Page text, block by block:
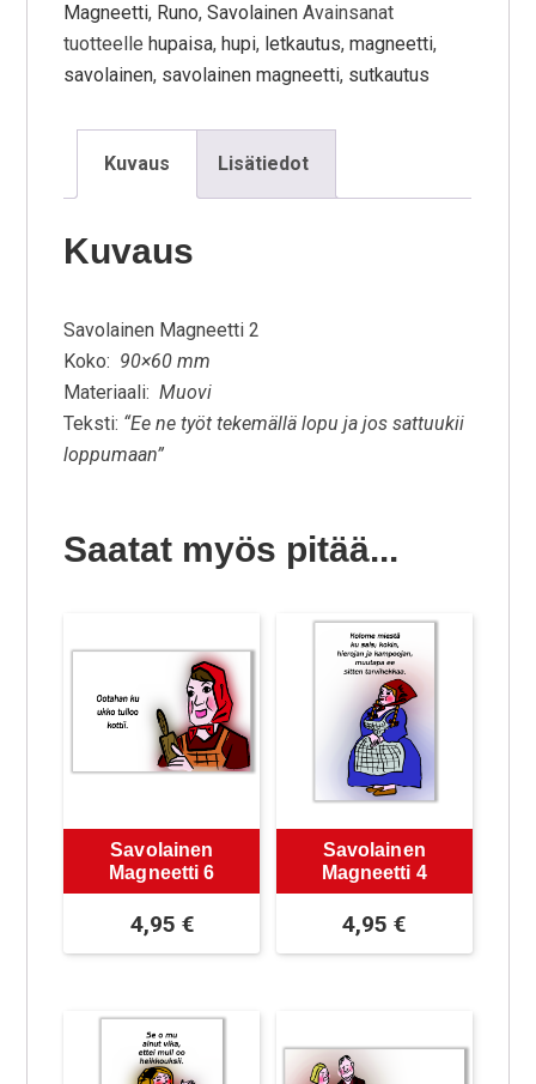
Magneetti, Runo,Savolainen Avainsanat
tuotteelle hupaisa, hupi, letkautus,magneetti,
savolainen, savolainen magneetti, sutkautus
Kuvaus Lisätiedot
Kuvaus
Savolainen Magneetti 2
Koko: 90×60 mm
Materiaali:Muovi
Teksti: “Ee ne työt tekemällä lopu ja jos sattuukii
loppumaan”
Saatat myös pitää...
Savolainen
Magneetti 6
4,95 €
Savolainen
Magneetti 4
4,95€